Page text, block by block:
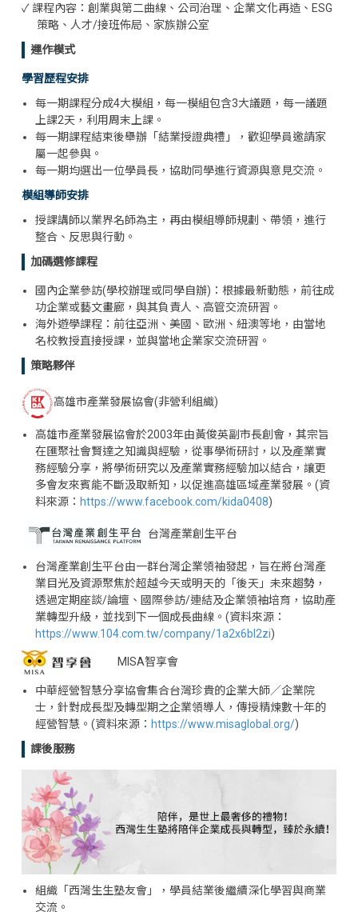
✓ 課程內容：創業與第二曲線、公司治理、企業文化再造、ESG
策略、人才/接班佈局、家族辦公室
運作模式
學習歷程安排
每一期課程分成4大模組，每一模組包含3大議題，每一議題
上課2天，利用周末上課。
每一期課程結束後舉辦「結業授證典禮」，歡迎學員邀請家
屬一起參與。
每一期均選出一位學員長，協助同學進行資源與意見交流。
模組導師安排
授課講師以業界名師為主，再由模組導師規劃、帶領，進行
整合、反思與行動。
加碼選修課程
國內企業參訪(學校辦理或同學自辦)：根據最新動態，前往成
功企業或藝文畫廊，與其負責人、高管交流研習。
海外遊學課程：前往亞洲、美國、歐洲、紐澳等地，由當地
名校教授直接授課，並與當地企業家交流研習。
策略夥伴
高雄市產業發展協會(非營利組織)
高雄市產業發展協會於2003年由黃俊英副市長創會，其宗旨
在匯聚社會賢達之知識與經驗，從事學術研討，以及產業實
務經驗分享，將學術研究以及產業實務經驗加以結合，讓更
多會友來賓能不斷汲取新知，以促進高雄區域產業發展。(資
料來源： https://www.facebook.com/kida0408)
台灣產業創生平台
台灣產業創生平台由一群台灣企業領袖發起，旨在將台灣產
業目光及資源聚焦於超越今天或明天的「後天」未來趨勢，
透過定期座談/論壇、國際參訪/連結及企業領袖培育，協助產
業轉型升級，並找到下一個成長曲線。(資料來源：
https://www.104.com.tw/company/1a2x6bl2zi)
MISA智享會
中華經營智慧分享協會集合台灣珍貴的企業大師／企業院
士，針對成長型及轉型期之企業領導人，傳授精煉數十年的
經營智慧。(資料來源： https://www.misaglobal.org/)
課後服務
組織「西灣生生塾友會」，學員結業後繼續深化學習與商業
交流。